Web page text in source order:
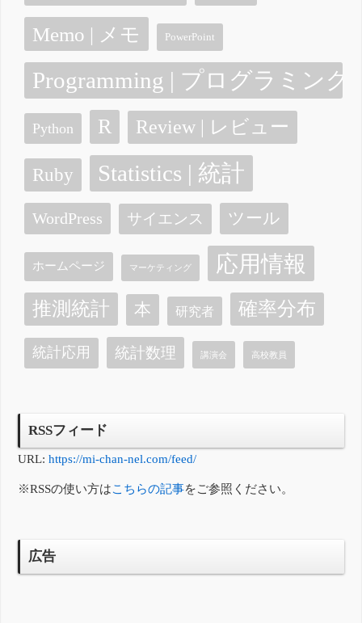
Memo | メモ PowerPoint
Programming | プログラミング
Python R Review | レビュー
Ruby Statistics | 統計
WordPress サイエンス ツール
ホームページ マーケティング 応用情報
推測統計 本 研究者 確率分布
統計応用 統計数理 講演会 高校教員
RSSフィード
URL:https://mi-chan-nel.com/feed/
※RSSの使い方はこちらの記事をご参照ください。
広告